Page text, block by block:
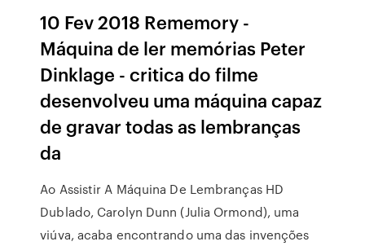
10 Fev 2018 Rememory -
Máquina de ler memórias Peter
Dinklage - critica do filme
desenvolveu uma máquina capaz
de gravar todas as lembranças
da
Ao Assistir A Máquina De Lembranças HD
Dublado, Carolyn Dunn (Julia Ormond), uma
viúva, acaba encontrando uma das invenções